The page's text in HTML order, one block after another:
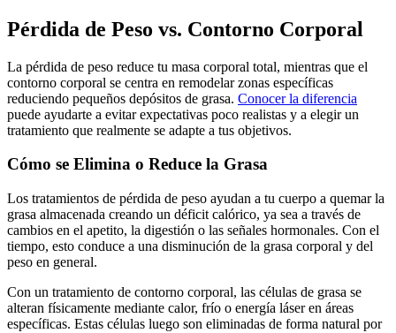
Pérdida de Peso vs. Contorno Corporal
La pérdida de peso reduce tu masa corporal total, mientras que el
contorno corporal se centra en remodelar zonas específicas
reduciendo pequeños depósitos de grasa. Conocer la diferencia
puede ayudarte a evitar expectativas poco realistas y a elegir un
tratamiento que realmente se adapte a tus objetivos.
Cómo se Elimina o Reduce la Grasa
Los tratamientos de pérdida de peso ayudan a tu cuerpo a quemar la
grasa almacenada creando un déficit calórico, ya sea a través de
cambios en el apetito, la digestión o las señales hormonales. Con el
tiempo, esto conduce a una disminución de la grasa corporal y del
peso en general.
Con un tratamiento de contorno corporal, las células de grasa se
alteran físicamente mediante calor, frío o energía láser en áreas
específicas. Estas células luego son eliminadas de forma natural por